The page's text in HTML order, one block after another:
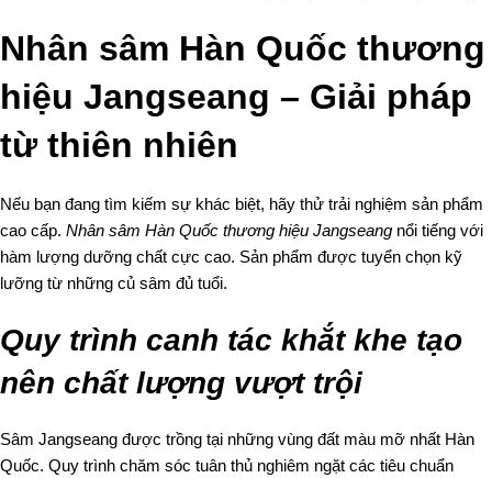
Nhân sâm Hàn Quốc thương
hiệu Jangseang – Giải pháp
từ thiên nhiên
Nếu bạn đang tìm kiếm sự khác biệt, hãy thử trải nghiệm sản phẩm
cao cấp. Nhân sâm Hàn Quốc thương hiệu Jangseang nổi tiếng với
hàm lượng dưỡng chất cực cao. Sản phẩm được tuyển chọn kỹ
lưỡng từ những củ sâm đủ tuổi.
Quy trình canh tác khắt khe tạo
nên chất lượng vượt trội
Sâm Jangseang được trồng tại những vùng đất màu mỡ nhất Hàn
Quốc. Quy trình chăm sóc tuân thủ nghiêm ngặt các tiêu chuẩn